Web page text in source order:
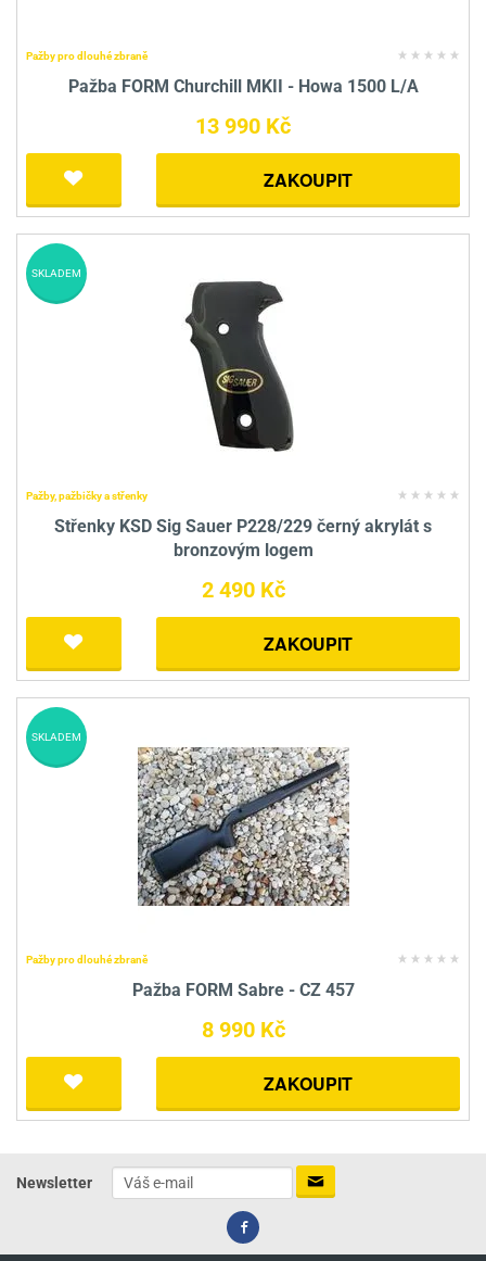
Pažby pro dlouhé zbraně
Pažba FORM Churchill MKII - Howa 1500 L/A
13 990 Kč
ZAKOUPIT
Pažby, pažbičky a střenky
Střenky KSD Sig Sauer P228/229 černý akrylát s
bronzovým logem
2 490 Kč
ZAKOUPIT
SKLADEM
Pažby pro dlouhé zbraně
Pažba FORM Sabre - CZ 457
8 990 Kč
ZAKOUPIT
SKLADEM
Newsletter